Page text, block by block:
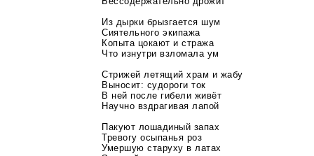
Из дырки брызгается шум
Сиятельного экипажа
Копыта цокают и стража
Что изнутри взломала ум
Стрижей летящий храм и жабу
Выносит: судороги ток
В ней после гибели живёт
Научно вздрагивая лапой
Пакуют лошадиный запах
Тревогу осыпанья роз
Умершую старуху в латах